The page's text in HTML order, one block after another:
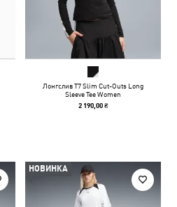
Лонгслив T7 Slim Cut-Outs Long
Sleeve Tee Women
2 190,00 ₴
НОВИНКА